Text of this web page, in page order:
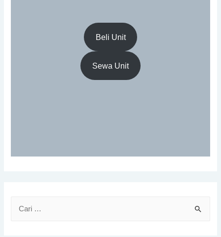
Beli Unit
Sewa Unit